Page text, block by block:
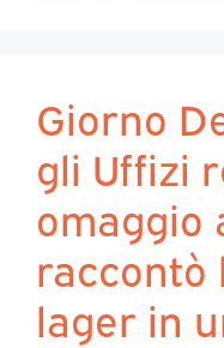
Giorno
gli Uffizi
omaggio
raccontò
lager in